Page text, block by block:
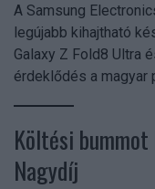
A Samsung
legújabb kihajtható
Galaxy Z Fold8 Ultra
érdeklődés a magyar
Költési
Nagydíj